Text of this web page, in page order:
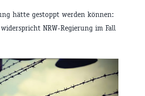
hätte gestoppt werden können:
NRW-Regierung im Fall